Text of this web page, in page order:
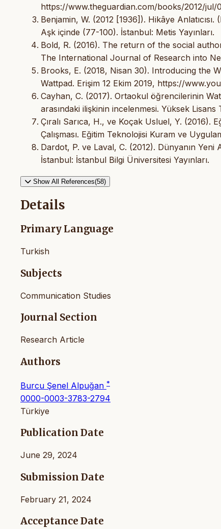
https://www.theguardian.com/books/2012/
Benjamin, W. (2012 [1936]). Hikâye
Aşk içinde (77-100). İstanbul: Metis Yayınları.
Bold, R. (2016). The return of the social
The International Journal of Research into
Brooks, E. (2018, Nisan 30). Introducing the
Wattpad. Erişim 12 Ekim 2019, https://
Cayhan, C. (2017). Ortaokul öğrencilerinin
arasındaki ilişkinin incelenmesi. Yüksek
Çıralı Sarıca, H., ve Koçak Usluel, Y. (2016).
Çalışması. Eğitim Teknolojisi Kuram ve
Dardot, P. ve Laval, C. (2012). Dünyanın
İstanbul: İstanbul Bilgi Üniversitesi Yayınları.
Show All References(58)
Details
Primary Language
Turkish
Subjects
Communication Studies
Journal Section
Research Article
Authors
Burcu Şenel Alpuğan *
0000-0003-3783-2794
Türkiye
Publication Date
June 29, 2024
Submission Date
February 21, 2024
Acceptance Date